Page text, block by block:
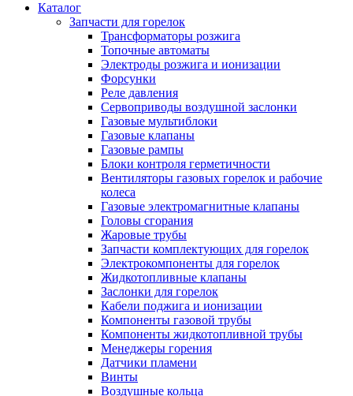
Каталог
Запчасти для горелок
Трансформаторы розжига
Топочные автоматы
Электроды розжига и ионизации
Форсунки
Реле давления
Сервоприводы воздушной заслонки
Газовые мультиблоки
Газовые клапаны
Газовые рампы
Блоки контроля герметичности
Вентиляторы газовых горелок и рабочие
колеса
Газовые электромагнитные клапаны
Головы сгорания
Жаровые трубы
Запчасти комплектующих для горелок
Электрокомпоненты для горелок
Жидкотопливные клапаны
Заслонки для горелок
Кабели поджига и ионизации
Компоненты газовой трубы
Компоненты жидкотопливной трубы
Менеджеры горения
Датчики пламени
Винты
Воздушные кольца